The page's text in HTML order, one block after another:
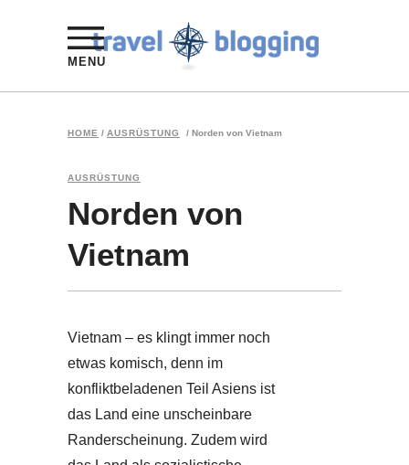
MENU
HOME / AUSRÜSTUNG / Norden von Vietnam
AUSRÜSTUNG
Norden von
Vietnam
Vietnam – es klingt immer noch
etwas komisch, denn im
konfliktbeladenen Teil Asiens ist
das Land eine unscheinbare
Randerscheinung. Zudem wird